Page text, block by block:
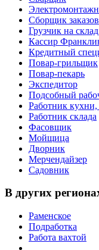
Сборщик заказов
Грузчик на склад
Кассир
Кредитный
Повар-грильщик
Повар-пекарь
Экспедитор
Подсобный
Работник кухни,
Работник склада
Фасовщик
Мойщица
Дворник
Мерчендайзер
Садовник
В других
Раменское
Подработка
Работа вахтой